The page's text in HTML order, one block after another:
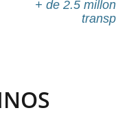
+ de 2.5